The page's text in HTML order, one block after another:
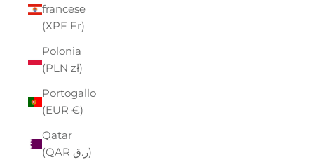
francese
(XPF Fr)
Polonia
(PLN zł)
Portogallo
(EUR €)
Qatar
(QAR ر.ق)